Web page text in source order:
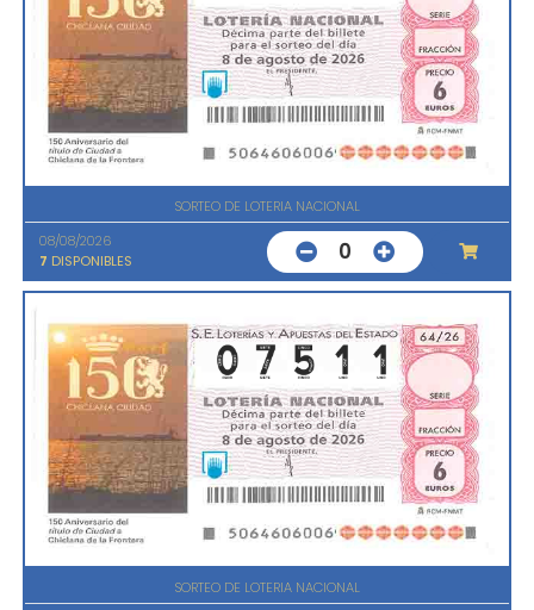
SORTEO DE LOTERIA NACIONAL
08/08/2026
7 DISPONIBLES 0
SORTEO DE LOTERIA NACIONAL